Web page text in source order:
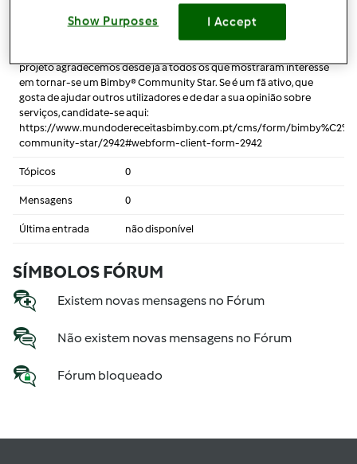
escolhidos e aceites com base na sua paixão pela Bimby®, partilha de
conteúdos nas redes sociais e têm provado ser uma grande ajuda e
mais valia a outros membros da Comunidade Bimby®. Tem sido
projeto agradecemos desde já a todos os que mostraram interesse
em tornar-se um Bimby® Community Star. Se é um fã ativo, que
gosta de ajudar outros utilizadores e de dar a sua opinião sobre
serviços, candidate-se aqui:
https://www.mundodereceitasbimby.com.pt/cms/form/
community-star/2942#webform-client-form-2942
Tópicos 0
Mensagens 0
Última entrada não disponível
SÍMBOLOS FÓRUM
Existem novas mensagens no Fórum
Não existem novas mensagens no Fórum
Fórum bloqueado
Show Purposes I Accept